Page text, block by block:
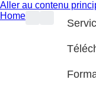
Aller au contenu
Home